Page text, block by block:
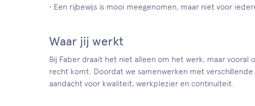
• Een rijbewijs is mooi meegenomen, maar niet voor
Waar jij werkt
Bij Faber draait het niet alleen om het werk, maar
recht komt. Doordat we samenwerken met
aandacht voor kwaliteit, werkplezier en continuïteit.